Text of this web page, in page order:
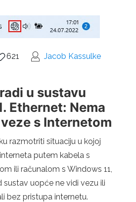
621 Jacob Kassulke
u sustavu
Ethernet: Nema
s Internetom
razmotriti situaciju u kojoj
putem kabela s
ili računalom s Windows 11,
sustav uopće ne vidi vezu ili
bez pristupa internetu.